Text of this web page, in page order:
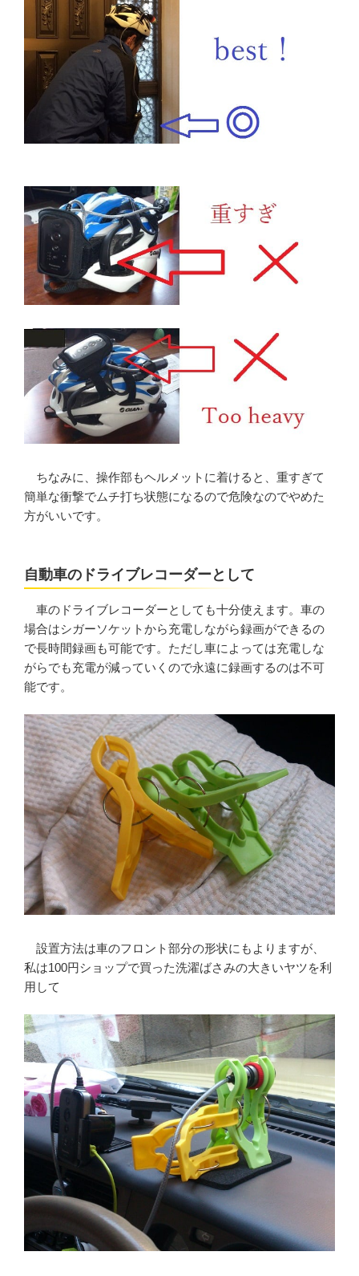
ちなみに、操作部もヘルメットに着けると、重すぎて
簡単な衝撃でムチ打ち状態になるので危険なのでやめた
方がいいです。
自動車のドライブレコーダーとして
車のドライブレコーダーとしても十分使えます。車の
場合はシガーソケットから充電しながら録画ができるの
で長時間録画も可能です。ただし車によっては充電しな
がらでも充電が減っていくので永遠に録画するのは不可
能です。
設置方法は車のフロント部分の形状にもよりますが、
私は100円ショップで買った洗濯ばさみの大きいヤツを利
用して